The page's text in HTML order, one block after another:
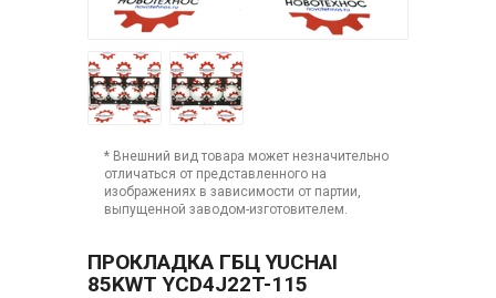
* Внешний вид товара может незначительно
отличаться от представленного на
изображениях в зависимости от партии,
выпущенной заводом-изготовителем.
ПРОКЛАДКА ГБЦ YUCHAI
85KWT YCD4J22T-115